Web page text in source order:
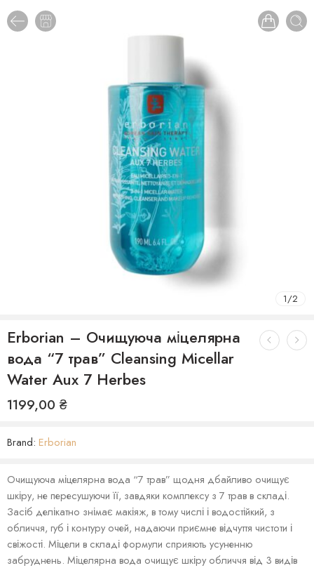
1/2
Erborian – Очищуюча міцелярна
вода “7 трав” Cleansing Micellar
Water Aux 7 Herbes
1199,00 ₴
Brand: Erborian
Очищуюча міцелярна вода “7 трав” щодня дбайливо очищує
шкіру, не пересушуючи її, завдяки комплексу з 7 трав в складі.
Засіб делікатно знімає макіяж, в тому числі і водостійкий, з
обличчя, губ і контуру очей, надаючи приємне відчуття чистоти і
свіжості. Міцели в складі формули сприяють усуненню
забруднень. Міцелярна вода очищує шкіру обличчя від 3 видів